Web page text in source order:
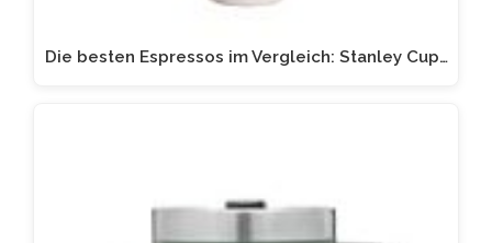
Die besten Espressos im Vergleich: Stanley Cup…